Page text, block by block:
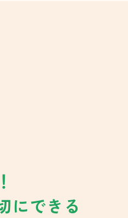
にできる